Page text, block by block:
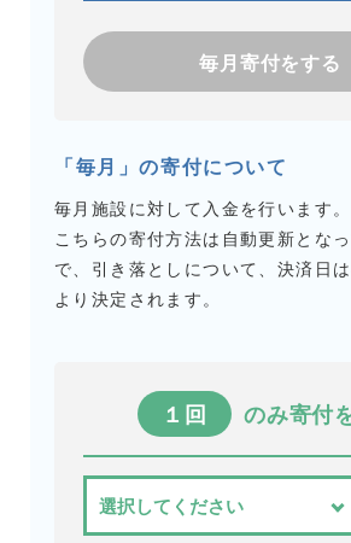
毎月寄付をする
「毎月」の寄付について
毎月施設に対して入金を行います。
こちらの寄付方法は自動更新とな
で、引き落としについて、決済日
より決定されます。
１回 のみ寄付